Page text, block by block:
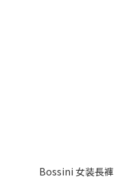
Bossini 女装長褲